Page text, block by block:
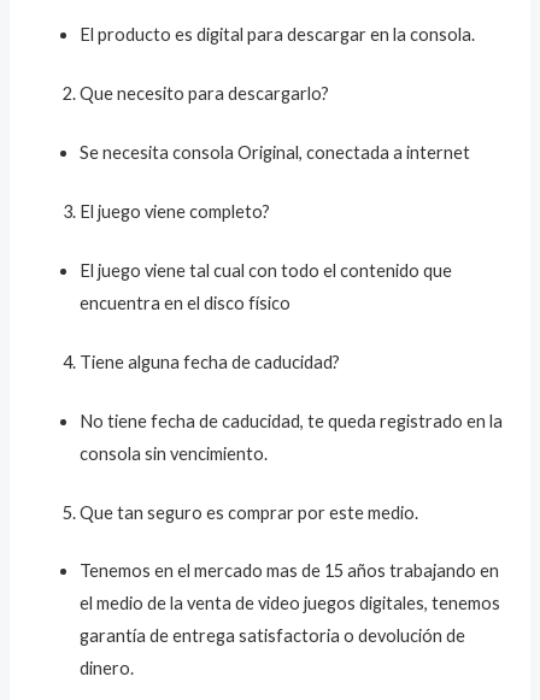
El producto es digital para descargar en la consola.
Que necesito para descargarlo?
Se necesita consola Original, conectada a internet
El juego viene completo?
El juego viene tal cual con todo el contenido que
encuentra en el disco físico
Tiene alguna fecha de caducidad?
No tiene fecha de caducidad, te queda registrado en la
consola sin vencimiento.
Que tan seguro es comprar por este medio.
Tenemos en el mercado mas de 15 años trabajando en
el medio de la venta de video juegos digitales, tenemos
garantía de entrega satisfactoria o devolución de
dinero.